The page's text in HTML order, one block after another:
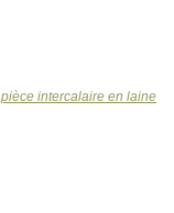
pièce intercalaire en laine